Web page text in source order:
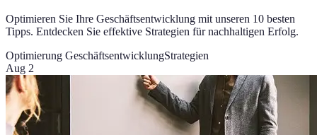
Optimieren Sie Ihre Geschäftsentwicklung mit unseren 10 besten
Tipps. Entdecken Sie effektive Strategien für nachhaltigen Erfolg.
Optimierung GeschäftsentwicklungStrategien
Aug 2